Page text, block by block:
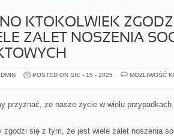
KTOKOLWIEK
ZALET NOSZENIA
POSTED ON SIE - 15 - 2025
MOŻLIWOŚĆ
przyznać, że nasze życie w wielu przypadkach
zgodzi się z tym, że jest wiele zalet noszenia